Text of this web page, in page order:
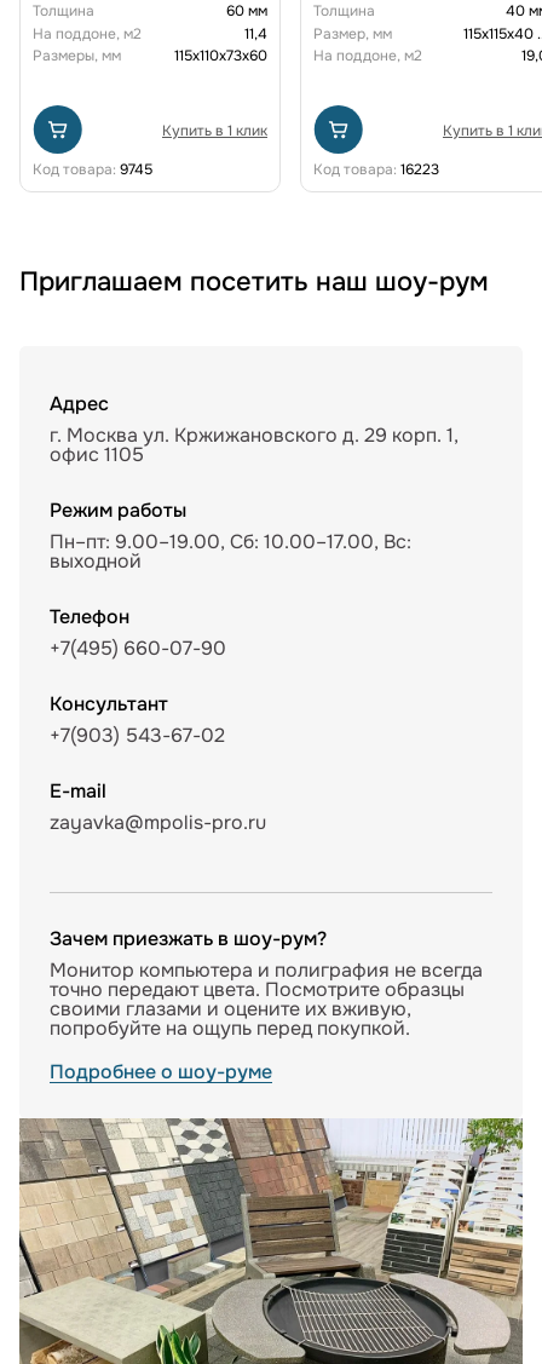
Толщина
60 мм
На поддоне, м2
11,4
Размеры, мм
115х110х73х60
Купить в 1 клик
Код товара: 9745
Толщина
40
Размер, мм
115х115х40
На поддоне, м2
Купить в 1
Код товара: 16223
Приглашаем посетить наш шоу-рум
Адрес
г. Москва ул. Кржижановского д. 29 корп. 1,
офис 1105
Режим работы
Пн–пт: 9.00–19.00, Сб: 10.00–17.00, Вс:
выходной
Телефон
+7(495) 660-07-90
Консультант
+7(903) 543-67-02
E-mail
zayavka@mpolis-pro.ru
Зачем приезжать в шоу-рум?
Монитор компьютера и полиграфия не всегда
точно передают цвета. Посмотрите образцы
своими глазами и оцените их вживую,
попробуйте на ощупь перед покупкой.
Подробнее о шоу-руме